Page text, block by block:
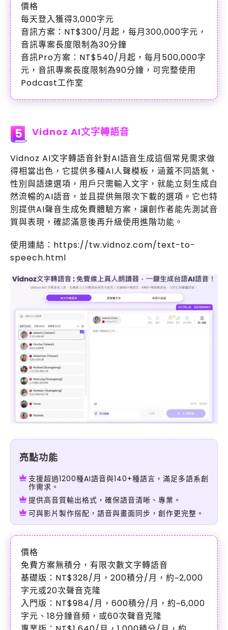
價格
每天登入獲得3,000字元
音訊方案：NT$300/月起，每月300,000字元，
音訊專案長度限制為30分鐘
音訊Pro方案：NT$540/月起，每月500,000字
元，音訊專案長度限制為90分鐘，可完整使用
Podcast工作室
5 Vidnoz AI文字轉語音
Vidnoz AI文字轉語音針對AI語音生成這個常見需求做
得相當出色，它提供多種AI人聲模板，涵蓋不同語氣、
性別與語速選項，用戶只需輸入文字，就能立刻生成自
然流暢的AI語音，並且提供無限次下載的選項。它也特
別提供AI聲音生成免費體驗方案，讓創作者能先測試音
質與表現，確認滿意後再升級使用進階功能。
使用連結：https://tw.vidnoz.com/text-to-
speech.html
亮點功能
支援超過1200種AI語音與140+種語言，滿足多語系創
作需求。
提供高音質輸出格式，確保語音清晰、專業。
可與影片製作搭配，語音與畫面同步，創作更完整。
價格
免費方案無積分，有限次數文字轉語音
基礎版：NT$328/月，200積分/月，約~2,000
字元或20次聲音克隆
入門版：NT$984/月，600積分/月，約~6,000
字元、18分鐘音頻，或60次聲音克隆